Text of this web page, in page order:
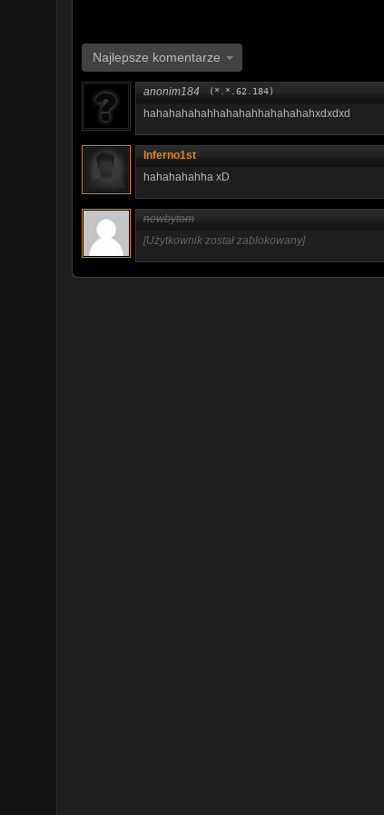
Najlepsze komentarze
anonim184 (*.*.62.184)
hahahahahahhahahahhahahahahxdxdxd
Inferno1st
hahahahahha xD
newbytom
[Użytkownik został zablokowany]